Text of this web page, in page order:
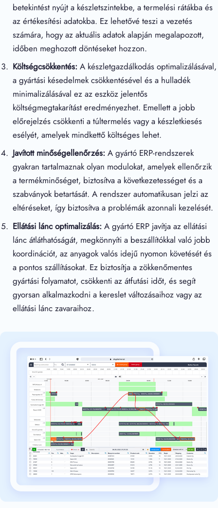
betekintést nyújt a készletszintekbe, a termelési rátákba és
az értékesítési adatokba. Ez lehetővé teszi a vezetés
számára, hogy az aktuális adatok alapján megalapozott,
időben meghozott döntéseket hozzon.
Költségcsökkentés: A készletgazdálkodás optimalizálásával,
a gyártási késedelmek csökkentésével és a hulladék
minimalizálásával ez az eszköz jelentős
költségmegtakarítást eredményezhet. Emellett a jobb
előrejelzés csökkenti a túltermelés vagy a készletkiesés
esélyét, amelyek mindkettő költséges lehet.
Javított minőségellenőrzés: A gyártó ERP-rendszerek
gyakran tartalmaznak olyan modulokat, amelyek ellenőrzik
a termékminőséget, biztosítva a következetességet és a
szabványok betartását. A rendszer automatikusan jelzi az
eltéréseket, így biztosítva a problémák azonnali kezelését.
Ellátási lánc optimalizálás: A gyártó ERP javítja az ellátási
lánc átláthatóságát, megkönnyíti a beszállítókkal való jobb
koordinációt, az anyagok valós idejű nyomon követését és
a pontos szállításokat. Ez biztosítja a zökkenőmentes
gyártási folyamatot, csökkenti az átfutási időt, és segít
gyorsan alkalmazkodni a kereslet változásaihoz vagy az
ellátási lánc zavaraihoz.